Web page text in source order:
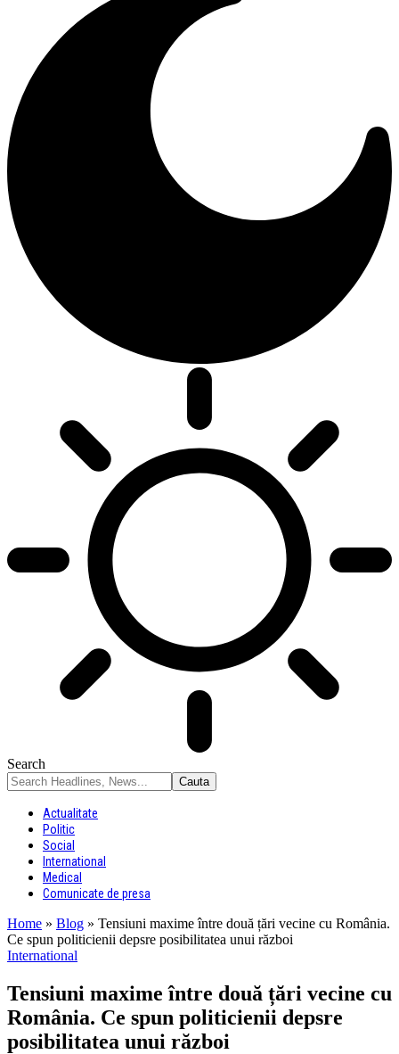
Search
Actualitate
Politic
Social
International
Medical
Comunicate de presa
Home » Blog » Tensiuni maxime între două țări vecine cu România.
Ce spun politicienii depsre posibilitatea unui război
International
Tensiuni maxime între două țări vecine cu
România. Ce spun politicienii depsre
posibilitatea unui război